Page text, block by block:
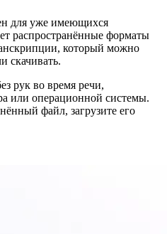
для уже имеющихся
распространённые форматы
который можно
скачивать.
рук во время речи,
или операционной системы.
файл, загрузите его